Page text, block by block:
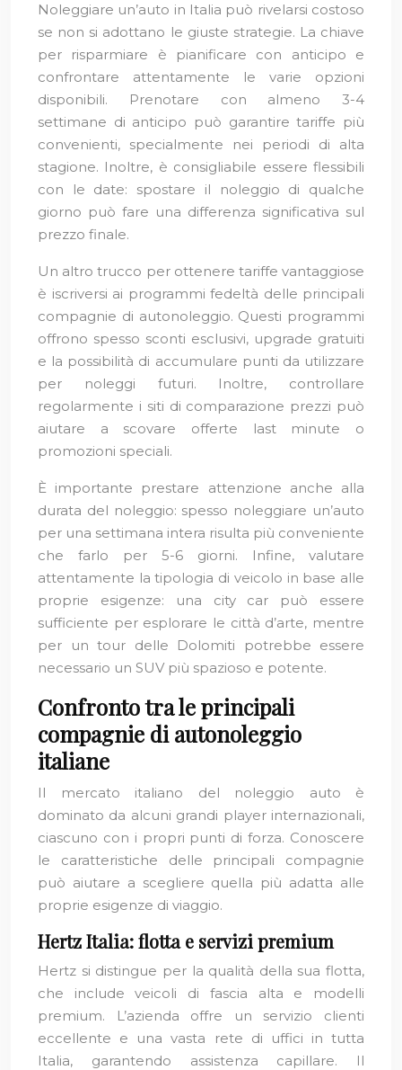
Noleggiare un’auto in Italia può rivelarsi costoso
se non si adottano le giuste strategie. La chiave
per risparmiare è pianificare con anticipo e
confrontare attentamente le varie opzioni
disponibili. Prenotare con almeno 3-4
settimane di anticipo può garantire tariffe più
convenienti, specialmente nei periodi di alta
stagione. Inoltre, è consigliabile essere flessibili
con le date: spostare il noleggio di qualche
giorno può fare una differenza significativa sul
prezzo finale.
Un altro trucco per ottenere tariffe vantaggiose
è iscriversi ai programmi fedeltà delle principali
compagnie di autonoleggio. Questi programmi
offrono spesso sconti esclusivi, upgrade gratuiti
e la possibilità di accumulare punti da utilizzare
per noleggi futuri. Inoltre, controllare
regolarmente i siti di comparazione prezzi può
aiutare a scovare offerte last minute o
promozioni speciali.
È importante prestare attenzione anche alla
durata del noleggio: spesso noleggiare un’auto
per una settimana intera risulta più conveniente
che farlo per 5-6 giorni. Infine, valutare
attentamente la tipologia di veicolo in base alle
proprie esigenze: una city car può essere
sufficiente per esplorare le città d’arte, mentre
per un tour delle Dolomiti potrebbe essere
necessario un SUV più spazioso e potente.
Confronto tra le principali
compagnie di autonoleggio
italiane
Il mercato italiano del noleggio auto è
dominato da alcuni grandi player internazionali,
ciascuno con i propri punti di forza. Conoscere
le caratteristiche delle principali compagnie
può aiutare a scegliere quella più adatta alle
proprie esigenze di viaggio.
Hertz Italia: flotta e servizi premium
Hertz si distingue per la qualità della sua flotta,
che include veicoli di fascia alta e modelli
premium. L’azienda offre un servizio clienti
eccellente e una vasta rete di uffici in tutta
Italia, garantendo assistenza capillare. Il